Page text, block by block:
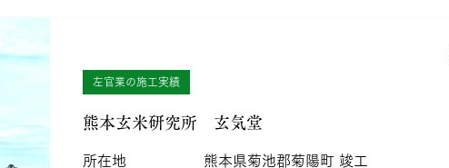
熊本玄米研究所 玄気堂
所在地 熊本県菊池郡菊陽町 竣工
左官業の施工実績